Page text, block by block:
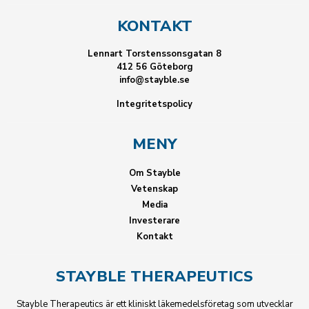
KONTAKT
Lennart Torstenssonsgatan 8
412 56 Göteborg
info@stayble.se
Integritetspolicy
MENY
Om Stayble
Vetenskap
Media
Investerare
Kontakt
STAYBLE THERAPEUTICS
Stayble Therapeutics är ett kliniskt läkemedelsföretag som utvecklar